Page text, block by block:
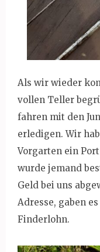
Als wir wieder
vollen Teller
fahren mit den
erledigen. Wir
Vorgarten ein
wurde jemand
Geld bei uns
Adresse, gaben
Finderlohn.